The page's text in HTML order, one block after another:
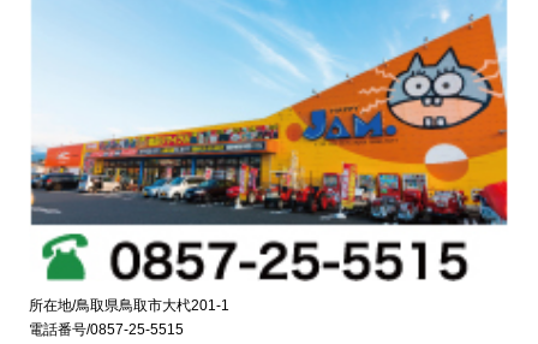
所在地/鳥取県鳥取市大杙201-1
電話番号/0857-25-5515